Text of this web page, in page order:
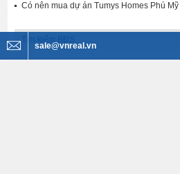
Có nên mua dự án Tumys Homes Phú
sale@vnreal.vn